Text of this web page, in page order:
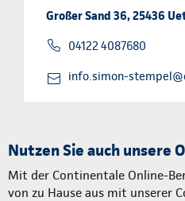
Großer Sand 36, 25436
04122 4087680
info.simon-
Nutzen Sie auch unsere
Mit der Continentale Online-
von zu Hause aus mit unserer